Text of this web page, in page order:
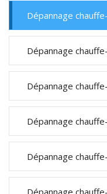
Dépannage
Dépannage
Dépannage
Dépannage
Dépannage